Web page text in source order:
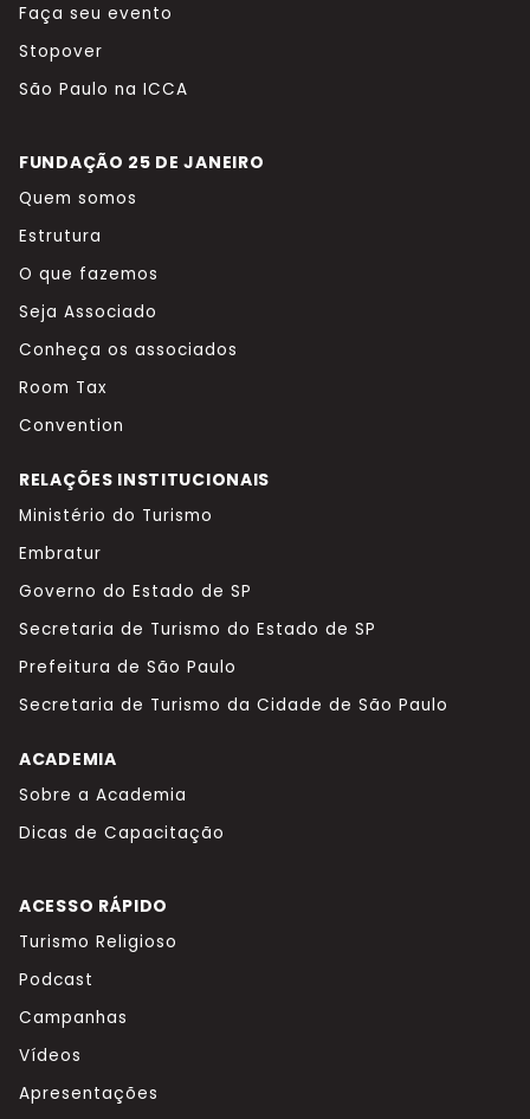
Faça seu evento
Stopover
São Paulo na ICCA
FUNDAÇÃO 25 DE JANEIRO
Quem somos
Estrutura
O que fazemos
Seja Associado
Conheça os associados
Room Tax
Convention
RELAÇÕES INSTITUCIONAIS
Ministério do Turismo
Embratur
Governo do Estado de SP
Secretaria de Turismo do Estado de SP
Prefeitura de São Paulo
Secretaria de Turismo da Cidade de São Paulo
ACADEMIA
Sobre a Academia
Dicas de Capacitação
ACESSO RÁPIDO
Turismo Religioso
Podcast
Campanhas
Vídeos
Apresentações